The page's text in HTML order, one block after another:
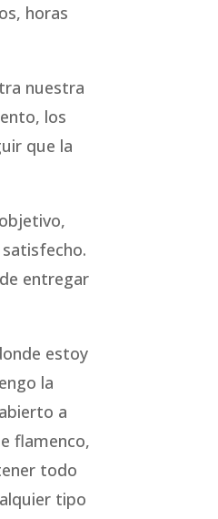
horas
nuestra
los
que la
entregar
estoy
la
a
flamenco,
todo
tipo